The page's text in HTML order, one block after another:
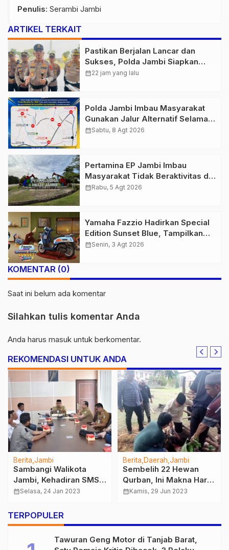
Penulis: Serambi Jambi
ARTIKEL TERKAIT
Pastikan Berjalan Lancar dan
Sukses, Polda Jambi Siapkan
Pengamanan Berlapis untuk 8.750
calendar_month22 jam yang lalu
Polda Jambi Imbau Masyarakat
Gunakan Jalur Alternatif Selama
Pelaksanaan Presisi Merdeka Run
calendar_monthSabtu, 8 Agt 2026
Pertamina EP Jambi Imbau
Masyarakat Tidak Beraktivitas di
Atas Jalur Pipa Migas Demi
calendar_monthRabu, 5 Agt 2026
Yamaha Fazzio Hadirkan Special
Edition Sunset Blue, Tampilkan
Nuansa Retro Summer yang
calendar_monthSenin, 3 Agt 2026
KOMENTAR (0)
Saat ini belum ada komentar
Silahkan tulis komentar Anda
Anda harus masuk untuk berkomentar.
REKOMENDASI UNTUK ANDA
Berita Jambi
Sambangi Walikota
Jambi, Kehadiran SMSI
di Provinsi Jambi
calendar_monthSelasa, 24 Jan 2023
Berita Daerah Jambi
Sembelih 22 Hewan
Qurban, Ini Makna Hari
Raya Idul Adha 1444 H
calendar_monthKamis, 29 Jun 2023
TERPOPULER
Tawuran Geng Motor di Tanjab Barat,